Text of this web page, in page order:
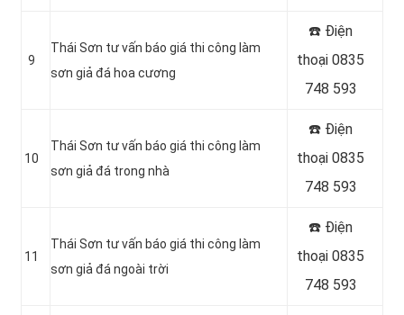
9
Thái Sơn tư vấn báo giá thi công làm
sơn giả đá hoa cương
☎️ Điện
thoại 0835
748 593
10
Thái Sơn tư vấn báo giá thi công làm
sơn giả đá trong nhà
☎️ Điện
thoại 0835
748 593
11
Thái Sơn tư vấn báo giá thi công làm
sơn giả đá ngoài trời
☎️ Điện
thoại 0835
748 593